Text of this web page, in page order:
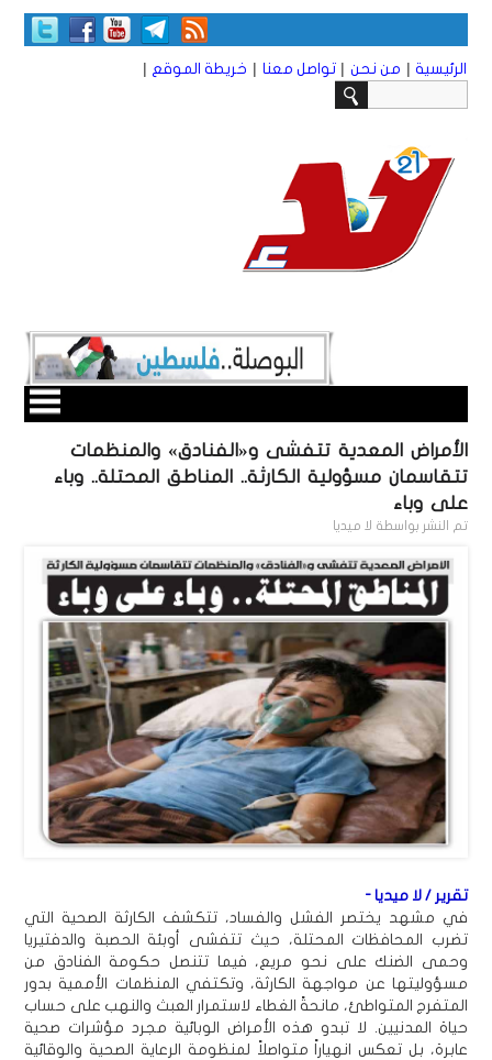
الرئيسية | من نحن | تواصل معنا | خريطة الموقع |
الأمراض المعدية تتفشى و«الفنادق» والمنظمات
تتقاسمان مسؤولية الكارثة.. المناطق المحتلة.. وباء
على وباء
تم النشر بواسطة لا ميديا
تقرير / لا ميديا -
في مشهد يختصر الفشل والفساد، تتكشف الكارثة الصحية التي
تضرب المحافظات المحتلة، حيث تتفشى أوبئة الحصبة والدفتيريا
وحمى الضنك على نحو مريع، فيما تتنصل حكومة الفنادق من
مسؤوليتها عن مواجهة الكارثة، وتكتفي المنظمات الأممية بدور
المتفرج المتواطئ، مانحةً الغطاء لاستمرار العبث والنهب على حساب
حياة المدنيين. لا تبدو هذه الأمراض الوبائية مجرد مؤشرات صحية
عابرة، بل تعكس انهياراً متواصلاً لمنظومة الرعاية الصحية والوقائية